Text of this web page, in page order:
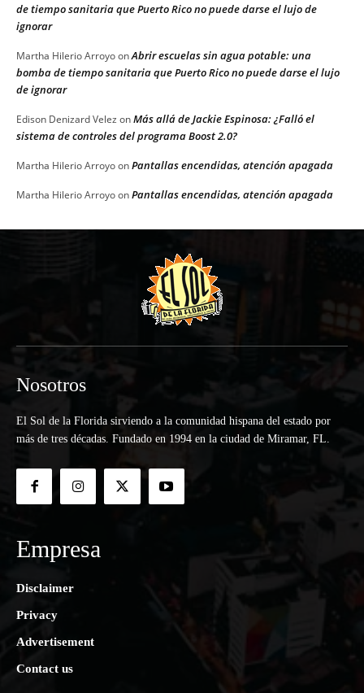
de tiempo sanitaria que Puerto Rico no puede darse el lujo de
ignorar
Martha Hilerio ArroyoonAbrir escuelas sin agua potable: una
bomba de tiempo sanitaria que Puerto Rico no puede darse el lujo
de ignorar
Edison Denizard Velez onMás allá de Jackie Espinosa: ¿Falló el
sistema de controles del programa Boost 2.0?
Martha Hilerio ArroyoonPantallas encendidas, atención apagada
Martha Hilerio ArroyoonPantallas encendidas, atención apagada
Nosotros
El Sol de la Florida sirviendo a la comunidad hispana del estado por
más de tres décadas. Fundado en 1994 en la ciudad de Miramar, FL.
Empresa
Disclaimer
Privacy
Advertisement
Contact us